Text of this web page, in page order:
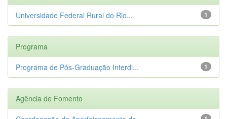
1
Universidade Federal Rural do Rio...
Programa
1
Programa de Pós-Graduação Interdi...
Agência de Fomento